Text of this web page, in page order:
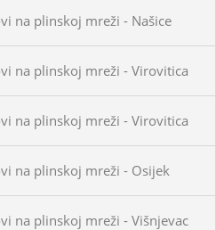
na plinskoj mreži - Našice
na plinskoj mreži - Virovitica
na plinskoj mreži - Virovitica
na plinskoj mreži - Osijek
na plinskoj mreži - Višnjevac